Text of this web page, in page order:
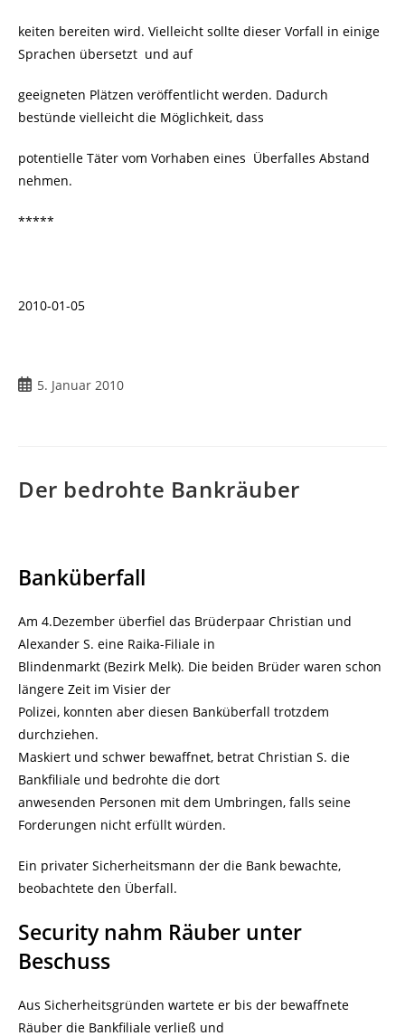
keiten bereiten wird. Vielleicht sollte dieser Vorfall in einige
Sprachen übersetzt und auf
geeigneten Plätzen veröffentlicht werden. Dadurch
bestünde vielleicht die Möglichkeit, dass
potentielle Täter vom Vorhaben eines Überfalles Abstand
nehmen.
*****
2010-01-05
Beitrag5. Januar 2010
Der bedrohte Bankräuber
Banküberfall
Am 4.Dezember überfiel das Brüderpaar Christian und
Alexander S. eine Raika-Filiale in
Blindenmarkt (Bezirk Melk). Die beiden Brüder waren schon
längere Zeit im Visier der
Polizei, konnten aber diesen Banküberfall trotzdem
durchziehen.
Maskiert und schwer bewaffnet, betrat Christian S. die
Bankfiliale und bedrohte die dort
anwesenden Personen mit dem Umbringen, falls seine
Forderungen nicht erfüllt würden.
Ein privater Sicherheitsmann der die Bank bewachte,
beobachtete den Überfall.
Security nahm Räuber unter
Beschuss
Aus Sicherheitsgründen wartete er bis der bewaffnete
Räuber die Bankfiliale verließ und